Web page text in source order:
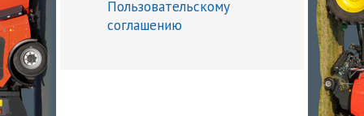
Пользовательскому
соглашению